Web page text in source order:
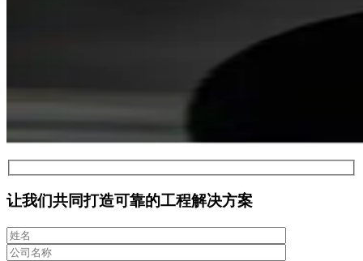
让我们共同打造可靠的工程解决方案